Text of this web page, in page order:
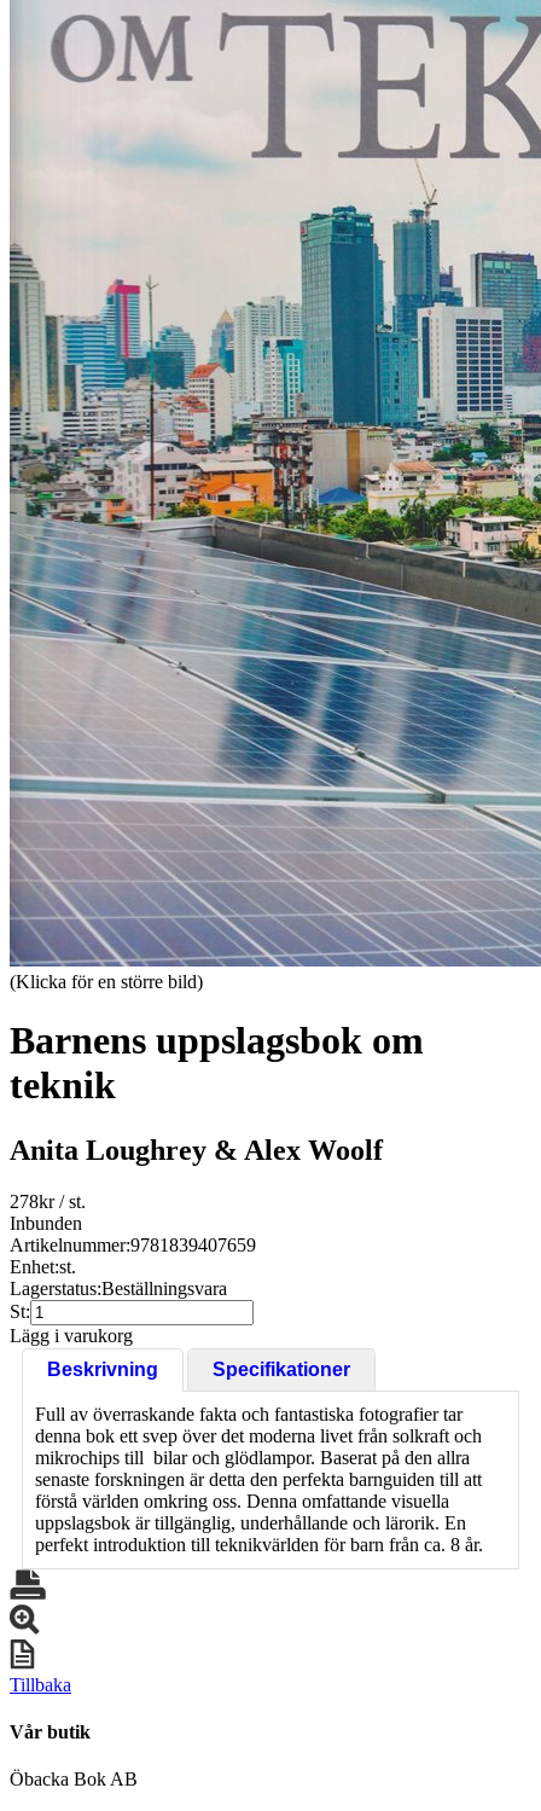
(Klicka för en större bild)
Barnens uppslagsbok om
teknik
Anita Loughrey & Alex Woolf
278kr/ st.
Inbunden
Artikelnummer:9781839407659
Enhet:st.
Lagerstatus:Beställningsvara
St:
Lägg i varukorg
Beskrivning
Specifikationer
Full av överraskande fakta och fantastiska fotografier tar
denna bok ett svep över det moderna livet från solkraft och
mikrochips till bilar och glödlampor. Baserat på den allra
senaste forskningen är detta den perfekta barnguiden till att
förstå världen omkring oss. Denna omfattande visuella
uppslagsbok är tillgänglig, underhållande och lärorik. En
perfekt introduktion till teknikvärlden för barn från ca. 8 år.
Tillbaka
Vår butik
Öbacka Bok AB